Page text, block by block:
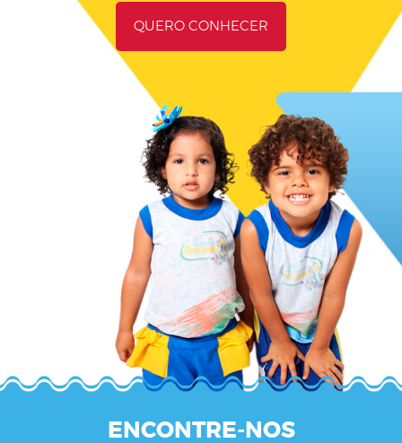
QUERO CONHECER
ENCONTRE-NOS